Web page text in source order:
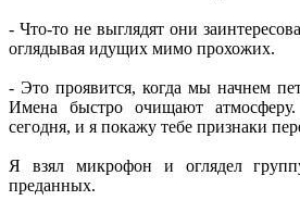
- Что-то не выглядят они
оглядывая идущих мимо прохожих.
- Это проявится, когда мы начнем
Имена быстро очищают
сегодня, и я покажу тебе признаки
Я взял микрофон и оглядел
преданных.